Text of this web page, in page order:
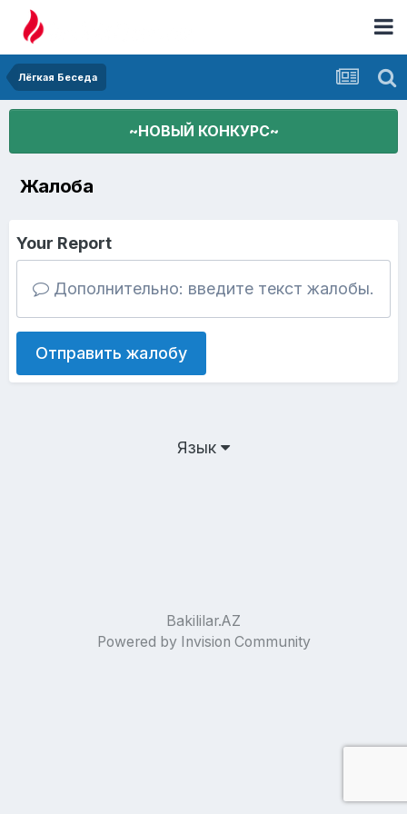
Лёгкая Беседа
~НОВЫЙ КОНКУРС~
Жалоба
Your Report
Дополнительно: введите текст жалобы.
Отправить жалобу
Язык
Bakililar.AZ
Powered by Invision Community